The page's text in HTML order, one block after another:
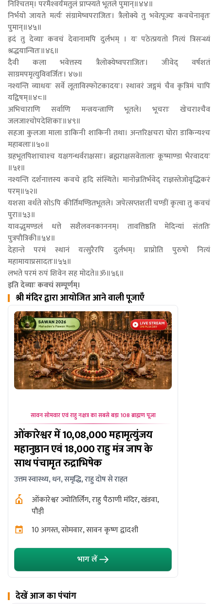
निश्‍चितम्। परमैश्‍वर्यमतुलं प्राप्स्यते भूतले पुमान्॥४४॥
निर्भयो जायते मर्त्यः संग्रामेष्वपराजितः। त्रैलोक्ये तु भवेत्पूज्यः कवचेनावृतः
पुमान्॥४५॥
इदं तु देव्याः कवचं देवानामपि दुर्लभम् । यः पठेत्प्रयतो नित्यं त्रिसन्ध्यं
श्रद्धयान्वितः॥४६॥
दैवी कला भवेत्तस्य त्रैलोक्येष्वपराजितः। जीवेद् वर्षशतं
साग्रमपमृत्युविवर्जितः। ४७॥
नश्यन्ति व्याधयः सर्वे लूताविस्फोटकादयः। स्थावरं जङ्गमं चैव कृत्रिमं चापि
यद्विषम्॥४८॥
अभिचाराणि सर्वाणि मन्त्रयन्त्राणि भूतले। भूचराः खेचराश्‍चैव
जलजाश्‍चोपदेशिकाः॥४९॥
सहजा कुलजा माला डाकिनी शाकिनी तथा। अन्तरिक्षचरा घोरा डाकिन्यश्‍च
महाबलाः॥५०॥
ग्रहभूतपिशाचाश्‍च यक्षगन्धर्वराक्षसाः। ब्रह्मराक्षसवेतालाः कूष्माण्डा भैरवादयः
॥५१॥
नश्यन्ति दर्शनात्तस्य कवचे हृदि संस्थिते। मानोन्नतिर्भवेद् राज्ञस्तेजोवृद्धिकरं
परम्॥५२॥
यशसा वर्धते सोऽपि कीर्तिमण्डितभूतले। जपेत्सप्तशतीं चण्डीं कृत्वा तु कवचं
पुरा॥५३॥
यावद्भूमण्डलं धत्ते सशैलवनकाननम्। तावत्तिष्ठति मेदिन्यां संततिः
पुत्रपौत्रिकी॥५४॥
देहान्ते परमं स्थानं यत्सुरैरपि दुर्लभम्। प्राप्नोति पुरुषो नित्यं
महामायाप्रसादतः॥५५॥
लभते परमं रुपं शिवेन सह मोदते॥ॐ॥५६॥
इति देव्याः कवचं सम्पूर्णम्।
श्री मंदिर द्वारा आयोजित आने वाली पूजाएँ
सावन सोमवार एवं राहु नक्षत्र का सबसे बड़ा 108 ब्राह्मण पूजा
ओंकारेश्वर में 10,08,000 महामृत्युंजय
महानुष्ठान एवं 18,000 राहु मंत्र जाप के
साथ पंचामृत रुद्राभिषेक
उत्तम स्वास्थ्य, धन, समृद्धि, राहु दोष से राहत
ओंकारेश्वर ज्योतिर्लिंग, राहु पैठाणी मंदिर, खंडवा,
पौड़ी
10 अगस्त, सोमवार, सावन कृष्ण द्वादशी
भाग लें
देखें आज का पंचांग